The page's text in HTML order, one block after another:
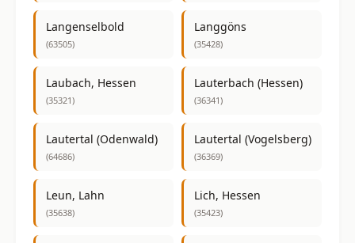
Langenselbold
(63505)
Langgöns
(35428)
Laubach, Hessen
(35321)
Lauterbach (Hessen)
(36341)
Lautertal (Odenwald)
(64686)
Lautertal (Vogelsberg)
(36369)
Leun, Lahn
(35638)
Lich, Hessen
(35423)